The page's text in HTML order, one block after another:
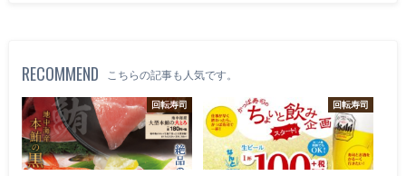
RECOMMEND こちらの記事も人気です。
回転寿司 回転寿司